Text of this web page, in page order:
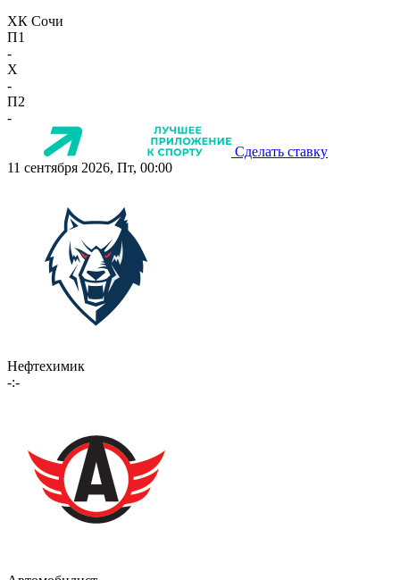
ХК Сочи
П1
-
X
-
П2
-
Сделать ставку
11 сентября 2026, Пт, 00:00
Нефтехимик
-:-